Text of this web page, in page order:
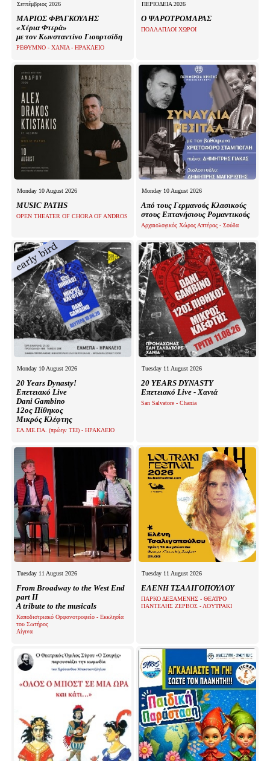
Σεπτέμβριος 2026
ΜΑΡΙΟΣ ΦΡΑΓΚΟΥΛΗΣ
«Χέρια Φτερά»
με τον Κωνσταντίνο Γιουρτσίδη
ΡΕΘΥΜΝΟ - ΧΑΝΙΑ - ΗΡΑΚΛΕΙΟ
ΠΕΡΙΟΔΕΙΑ 2026
Ο ΨΑΡΟΤΡΟΜΑΡΑΣ
ΠΟΛΛΑΠΛΟΙ ΧΩΡΟΙ
Monday 10 August 2026
MUSIC PATHS
OPEN THEATER OF CHORA OF ANDROS
Monday 10 August 2026
Από τους Γερμανούς Κλασικούς
στους Επτανήσιους Ρομαντικούς
Αρχαιολογικός Χώρος Απτέρας - Σούδα
Monday 10 August 2026
20 Υears Dynasty!
Επετειακό Live
Dani Gambino
12ος Πίθηκος
Μικρός Κλέφτης
ΕΛ.ΜΕ.ΠΑ. (πρώην ΤΕΙ) - ΗΡΑΚΛΕΙΟ
Tuesday 11 August 2026
20 YEARS DYNASTY
Επετειακό Live - Χανιά
San Salvatore - Chania
Tuesday 11 August 2026
From Broadway to the West End
part II
A tribute to the musicals
Καποδιστριακό Ορφανοτροφείο - Εκκλησία
του Σωτήρος
Αίγινα
Tuesday 11 August 2026
ΕΛΕΝΗ ΤΣΑΛΙΓΟΠΟΥΛΟΥ
ΠΑΡΚΟ ΔΕΞΑΜΕΝΗΣ - ΘΕΑΤΡΟ
ΠΑΝΤΕΛΗΣ ΖΕΡΒΟΣ - ΛΟΥΤΡΑΚΙ